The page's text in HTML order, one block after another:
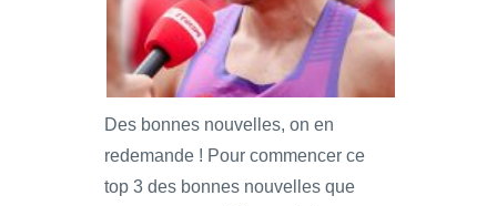
Des bonnes nouvelles, on en
redemande ! Pour commencer ce
top 3 des bonnes nouvelles que